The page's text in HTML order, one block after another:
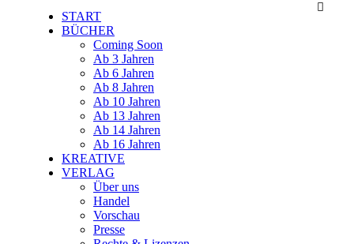

START
BÜCHER
Coming Soon
Ab 3 Jahren
Ab 6 Jahren
Ab 8 Jahren
Ab 10 Jahren
Ab 13 Jahren
Ab 14 Jahren
Ab 16 Jahren
KREATIVE
VERLAG
Über uns
Handel
Vorschau
Presse